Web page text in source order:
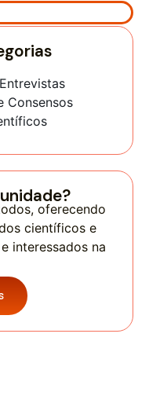
Consensos
oferecendo
científicos e
interessados na